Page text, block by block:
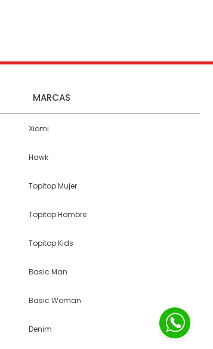
MARCAS
Xiomi
Hawk
Topitop Mujer
Topitop Hombre
Topitop Kids
Basic Man
Basic Woman
Denim